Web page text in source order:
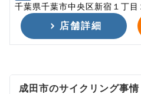
千葉県千葉市中央区新宿１丁目
店舗詳細
成田市のサイクリング事情